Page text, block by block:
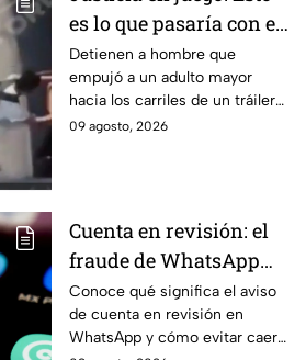
es lo que pasaría con el
agresor del adulto
mayor arrojado a un
tráiler en Monterrey
Detienen a hombre que
empujó a un adulto mayor
hacia los carriles de un tráiler
en Monterrey. Conoce los
09 agosto, 2026
Cuenta en revisión: el
fraude de WhatsApp
que pone en alerta a
autoridades de Jalisco;
así funciona
Conoce qué significa el aviso
de cuenta en revisión en
WhatsApp y cómo evitar caer